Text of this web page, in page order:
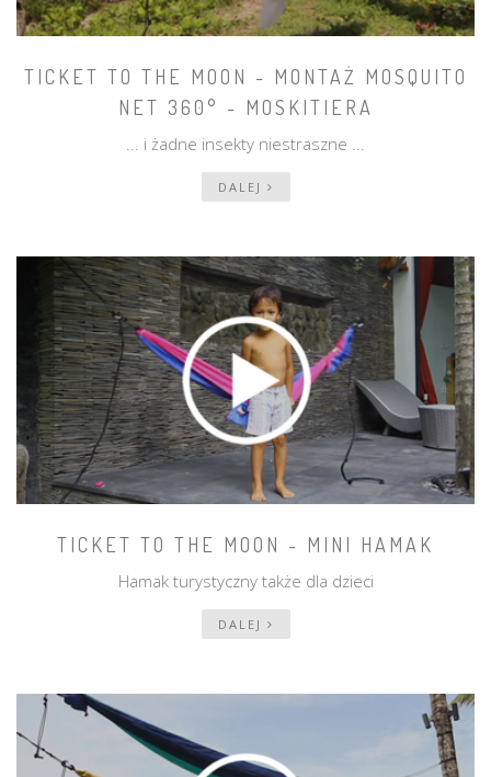
TICKET TO THE MOON - MONTAŻ MOSQUITO
NET 360° - MOSKITIERA
... i żadne insekty niestraszne ...
DALEJ
TICKET TO THE MOON - MINI HAMAK
Hamak turystyczny także dla dzieci
DALEJ